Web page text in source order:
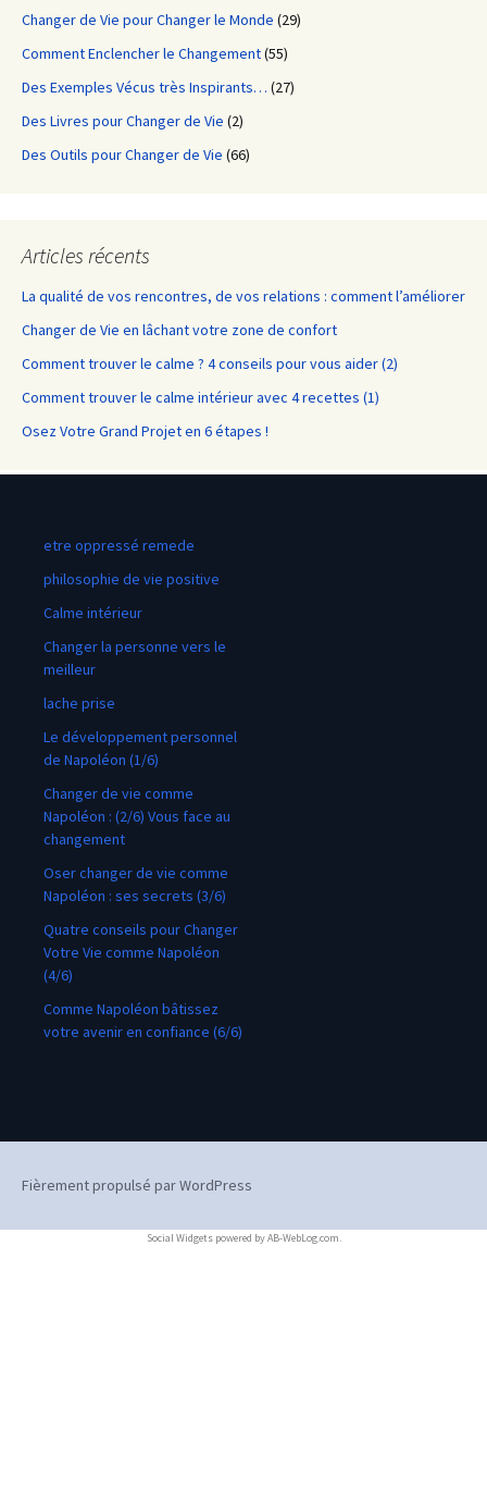
Changer de Vie pour Changer le Monde (29)
Comment Enclencher le Changement(55)
Des Exemples Vécus très Inspirants… (27)
Des Livres pour Changer de Vie (2)
Des Outils pour Changer de Vie (66)
Articles récents
La qualité de vos rencontres, de vos relations : comment l’améliorer
Changer de Vie en lâchant votre zone de confort
Comment trouver le calme ? 4 conseils pour vous aider (2)
Comment trouver le calme intérieur avec 4 recettes (1)
Osez Votre Grand Projet en 6 étapes !
etre oppressé remede
philosophie de vie positive
Calme intérieur
Changer la personne vers le
meilleur
lache prise
Le développement personnel
de Napoléon (1/6)
Changer de vie comme
Napoléon : (2/6) Vous face au
changement
Oser changer de vie comme
Napoléon : ses secrets (3/6)
Quatre conseils pour Changer
Votre Vie comme Napoléon
(4/6)
Comme Napoléon bâtissez
votre avenir en confiance (6/6)
Fièrement propulsé par WordPress
Social Widgetspowered byAB-WebLog.com.